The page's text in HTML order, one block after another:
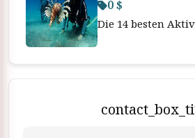
0 $
Die 14 besten